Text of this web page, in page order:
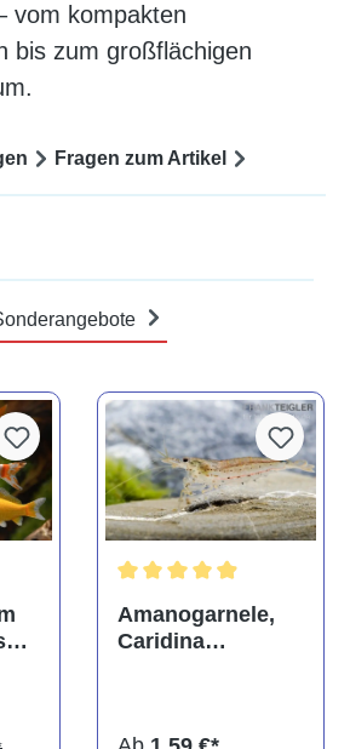
vom kompakten
bis zum großflächigen
Fragen zum Artikel
Amanogarnele,
Caridina